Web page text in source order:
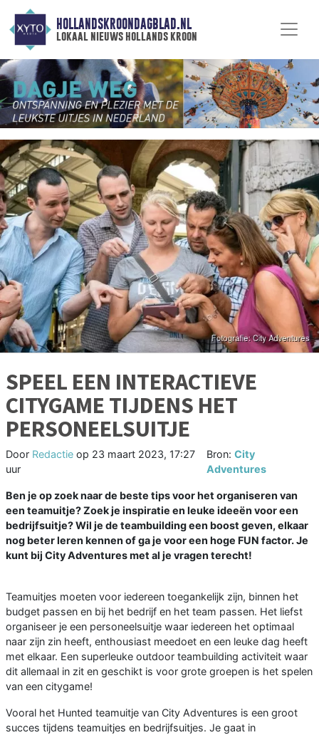
HOLLANDSKROONDAGBLAD.NL
lokaal nieuws hollands kroon
SPEEL EEN INTERACTIEVE
CITYGAME TIJDENS HET
PERSONEELSUITJE
Door Redactie op 23 maart 2023, 17:27
uur
Bron: City
Adventures
Ben je op zoek naar de beste tips voor het organiseren van
een teamuitje? Zoek je inspiratie en leuke ideeën voor een
bedrijfsuitje? Wil je de teambuilding een boost geven, elkaar
nog beter leren kennen of ga je voor een hoge FUN factor. Je
kunt bij City Adventures met al je vragen terecht!
Teamuitjes moeten voor iedereen toegankelijk zijn, binnen het
budget passen en bij het bedrijf en het team passen. Het liefst
organiseer je een personeelsuitje waar iedereen het optimaal
naar zijn zin heeft, enthousiast meedoet en een leuke dag heeft
met elkaar. Een superleuke outdoor teambuilding activiteit waar
dit allemaal in zit en geschikt is voor grote groepen is het spelen
van een citygame!
Vooral het Hunted teamuitje van City Adventures is een groot
succes tijdens teamuitjes en bedrijfsuitjes. Je gaat in